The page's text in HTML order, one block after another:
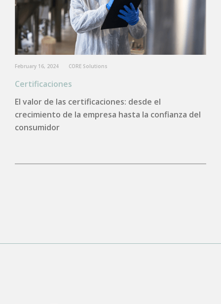
February 16, 2024 CORE Solutions
Certificaciones
El valor de las certificaciones: desde el
crecimiento de la empresa hasta la confianza del
consumidor